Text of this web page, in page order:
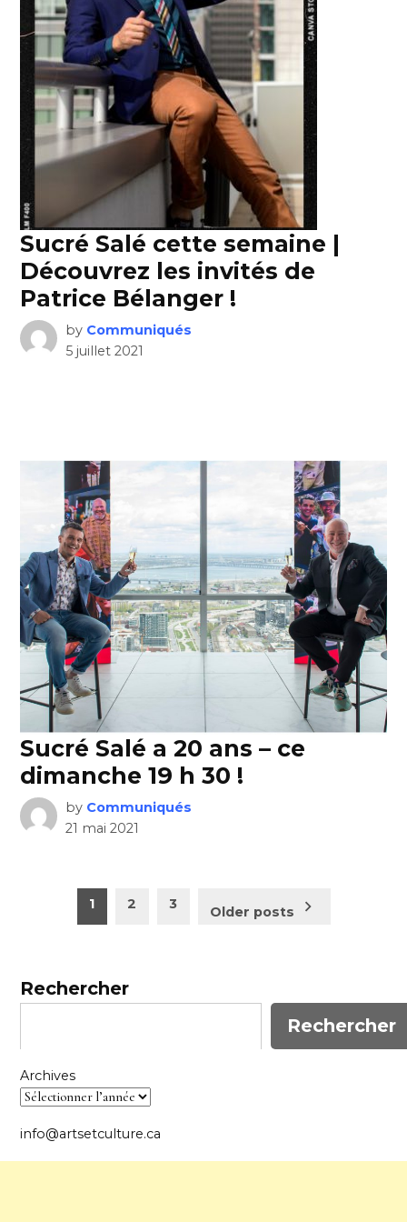
Sucré Salé cette semaine |
Découvrez les invités de
Patrice Bélanger !
by Communiqués
5 juillet 2021
Sucré Salé a 20 ans – ce
dimanche 19 h 30 !
by Communiqués
21 mai 2021
Pagination
1 2 3 Older posts
Rechercher
Rechercher
Archives
info@artsetculture.ca